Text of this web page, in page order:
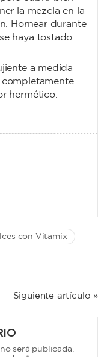
la mezcla en la
Hornear durante
haya tostado
a medida
completamente
hermético.
con Vitamix
Siguiente artículo »
será publicada.